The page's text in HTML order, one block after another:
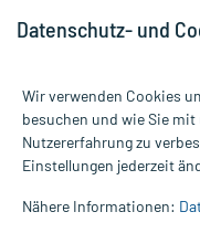
Alle Preise gelten inkl.
Informationen auf dieser
die Untersuchung und
Datenschutz- und
Wir verwenden Cookies
besuchen und wie Sie
Nutzererfahrung zu
Einstellungen jederzeit
Nähere Informationen: